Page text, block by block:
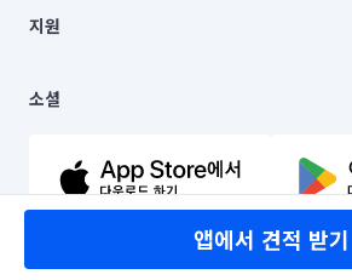
앱에서 견적 받기
상품, 상품정보, 거래에 관한 의무와 책임은 거래
언론 보도 관련 문의:
© 유한회사 미소. Miso, Inc. All Rights
이사
지원
이용약관
문의하기
소셜
유튜브